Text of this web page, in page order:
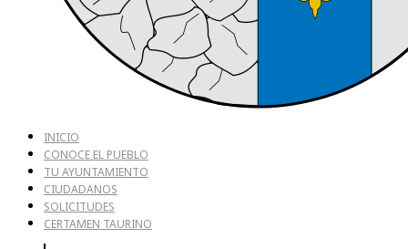
INICIO
CONOCE EL PUEBLO
TU AYUNTAMIENTO
CIUDADANOS
SOLICITUDES
CERTAMEN TAURINO